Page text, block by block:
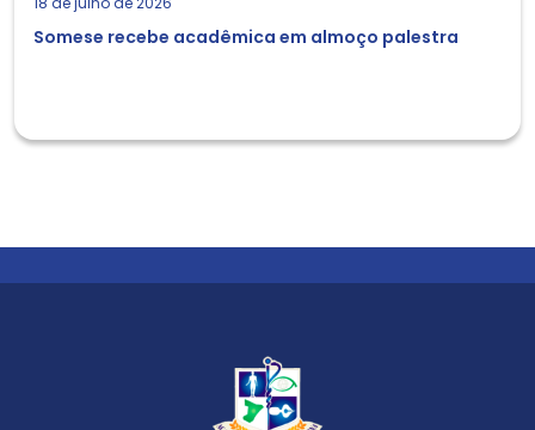
Somese recebe acadêmica em almoço palestra